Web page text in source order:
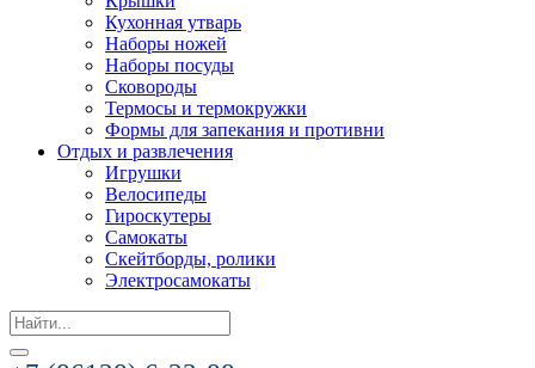
Кухонная утварь
Наборы ножей
Наборы посуды
Сковороды
Термосы и термокружки
Формы для запекания и противни
Отдых и развлечения
Игрушки
Велосипеды
Гироскутеры
Самокаты
Скейтборды, ролики
Электросамокаты
Search
for: